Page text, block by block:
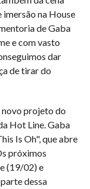
na House
de Gaba
e com vasto
dar
de tirar do
novo projeto do
Hot Line. Gaba
Is Oh", que abre
próximos
(19/02) e
dessa